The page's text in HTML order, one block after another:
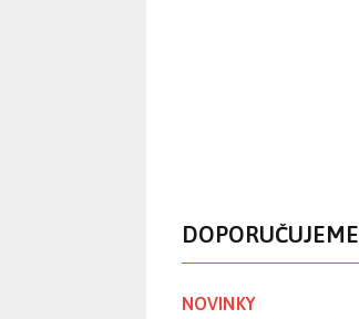
DOPORUČUJEME
NOVINKY